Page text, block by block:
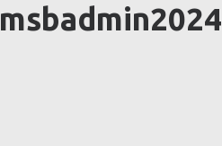
msbadmin2024